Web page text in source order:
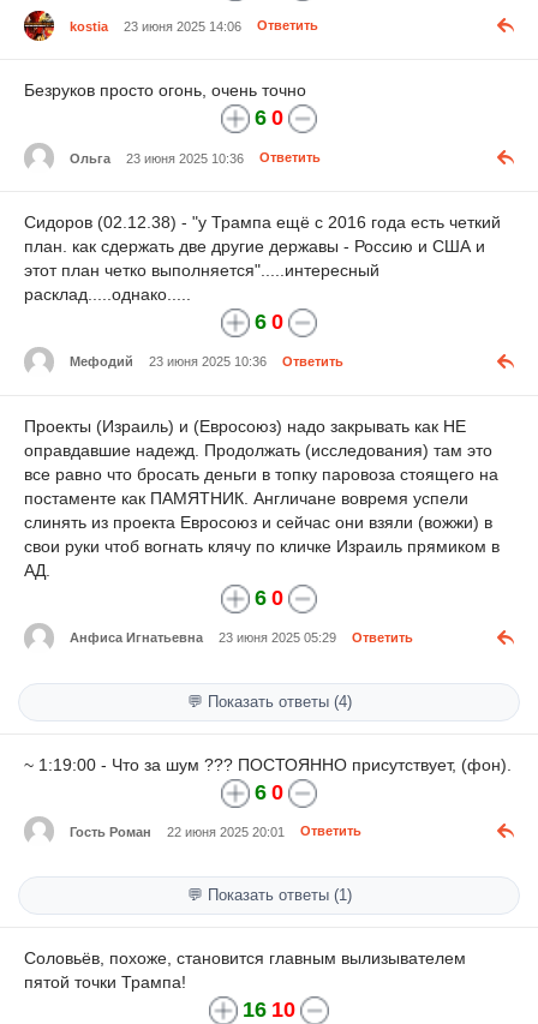
kostia 23 июня 2025 14:06 Ответить
Безруков просто огонь, очень точно
6 0
Ольга 23 июня 2025 10:36 Ответить
Сидоров (02.12.38) - "у Трампа ещё с 2016 года есть четкий
план. как сдержать две другие державы - Россию и США и
этот план четко выполняется".....интересный
расклад.....однако.....
6 0
Мефодий 23 июня 2025 10:36 Ответить
Проекты (Израиль) и (Евросоюз) надо закрывать как НЕ
оправдавшие надежд. Продолжать (исследования) там это
все равно что бросать деньги в топку паровоза стоящего на
постаменте как ПАМЯТНИК. Англичане вовремя успели
слинять из проекта Евросоюз и сейчас они взяли (вожжи) в
свои руки чтоб вогнать клячу по кличке Израиль прямиком в
АД.
6 0
Анфиса Игнатьевна 23 июня 2025 05:29 Ответить
💬 Показать ответы (4)
~ 1:19:00 - Что за шум ??? ПОСТОЯННО присутствует, (фон).
6 0
Гость Роман 22 июня 2025 20:01 Ответить
💬 Показать ответы (1)
Соловьёв, похоже, становится главным вылизывателем
пятой точки Трампа!
16 10